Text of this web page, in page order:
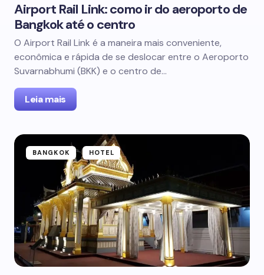
Airport Rail Link: como ir do aeroporto de
Bangkok até o centro
O Airport Rail Link é a maneira mais conveniente,
econômica e rápida de se deslocar entre o Aeroporto
Suvarnabhumi (BKK) e o centro de…
Leia mais
BANGKOK HOTEL